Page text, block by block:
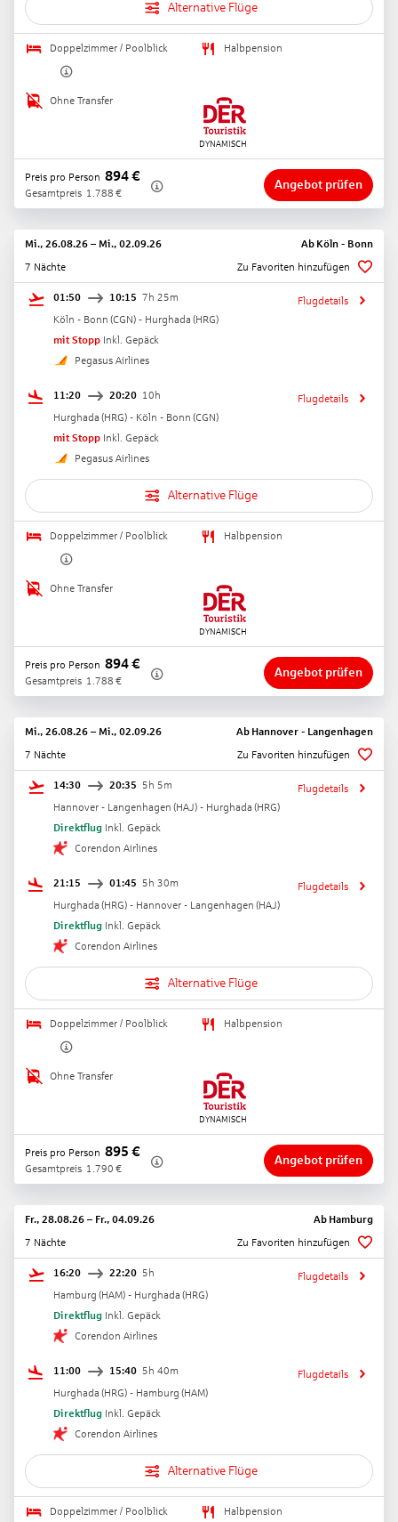
Alternative Flüge
Doppelzimmer / Poolblick Halbpension
Ohne Transfer
Preis pro Person 894€
Gesamtpreis 1.788 €
Angebot prüfen
Mi., 26.08.26 – Mi., 02.09.26 Ab Köln - Bonn
7 Nächte
Zu Favoriten hinzufügen
01:50 10:15 7h 25m
Köln - Bonn (CGN) - Hurghada (HRG)
mit Stopp Inkl. Gepäck
Pegasus Airlines
Flugdetails
11:20 20:20 10h
Hurghada (HRG) - Köln - Bonn (CGN)
mit Stopp Inkl. Gepäck
Pegasus Airlines
Flugdetails
Alternative Flüge
Doppelzimmer / Poolblick Halbpension
Ohne Transfer
Preis pro Person 894€
Gesamtpreis 1.788 €
Angebot prüfen
Mi., 26.08.26 – Mi., 02.09.26 Ab Hannover - Langenhagen
7 Nächte
Zu Favoriten hinzufügen
14:30 20:35 5h 5m
Hannover - Langenhagen (HAJ) - Hurghada (HRG)
Direktflug Inkl. Gepäck
Corendon Airlines
Flugdetails
21:15 01:45 5h 30m
Hurghada (HRG) - Hannover - Langenhagen (HAJ)
Direktflug Inkl. Gepäck
Corendon Airlines
Flugdetails
Alternative Flüge
Doppelzimmer / Poolblick Halbpension
Ohne Transfer
Preis pro Person 895 €
Gesamtpreis 1.790 €
Angebot prüfen
Fr., 28.08.26 – Fr., 04.09.26 Ab Hamburg
7 Nächte
Zu Favoriten hinzufügen
16:20 22:20 5h
Hamburg (HAM) - Hurghada (HRG)
Direktflug Inkl. Gepäck
Corendon Airlines
Flugdetails
11:00 15:40 5h 40m
Hurghada (HRG) - Hamburg (HAM)
Direktflug Inkl. Gepäck
Corendon Airlines
Flugdetails
Alternative Flüge
Doppelzimmer / Poolblick Halbpension